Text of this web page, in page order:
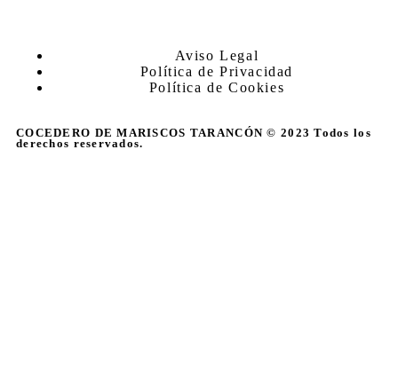
Aviso Legal
Política de Privacidad
Política de Cookies
COCEDERO DE MARISCOS TARANCÓN © 2023 Todos los
derechos reservados.